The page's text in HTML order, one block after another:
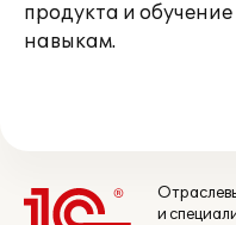
продукта и
навыкам.
и